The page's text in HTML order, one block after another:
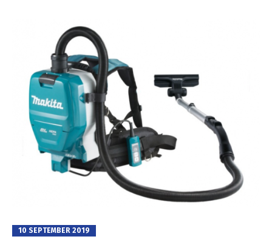
10 SEPTEMBER 2019